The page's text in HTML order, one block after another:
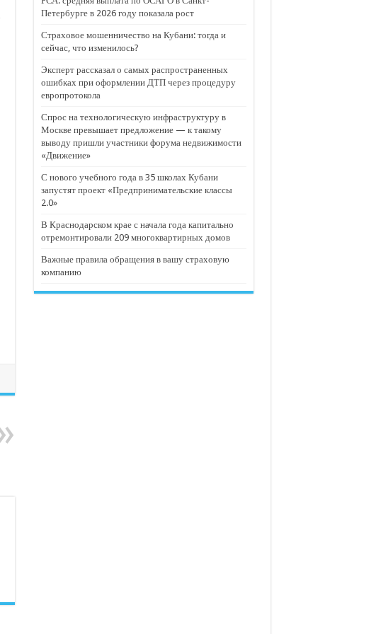
Петербурге в 2026 году показала рост
Страховое мошенничество на Кубани: тогда и
сейчас, что изменилось?
Эксперт рассказал о самых распространенных
ошибках при оформлении ДТП через процедуру
европротокола
Спрос на технологическую инфраструктуру в
Москве превышает предложение — к такому
выводу пришли участники форума недвижимости
«Движение»
С нового учебного года в 35 школах Кубани
запустят проект «Предпринимательские классы
2.0»
В Краснодарском крае с начала года капитально
отремонтировали 209 многоквартирных домов
Важные правила обращения в вашу страховую
компанию